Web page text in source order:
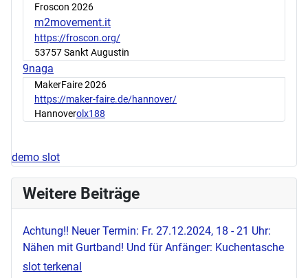
Froscon 2026
m2movement.it
https://froscon.org/
53757 Sankt Augustin
9naga
MakerFaire 2026
https://maker-faire.de/hannover/
Hannoverolx188
demo slot
Weitere Beiträge
Achtung!! Neuer Termin: Fr. 27.12.2024, 18 - 21 Uhr:
Nähen mit Gurtband! Und für Anfänger: Kuchentasche
slot terkenal